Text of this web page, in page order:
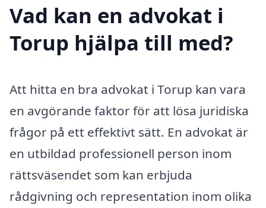
Vad kan en advokat i
Torup hjälpa till med?
Att hitta en bra advokat i Torup kan vara
en avgörande faktor för att lösa juridiska
frågor på ett effektivt sätt. En advokat är
en utbildad professionell person inom
rättsväsendet som kan erbjuda
rådgivning och representation inom olika